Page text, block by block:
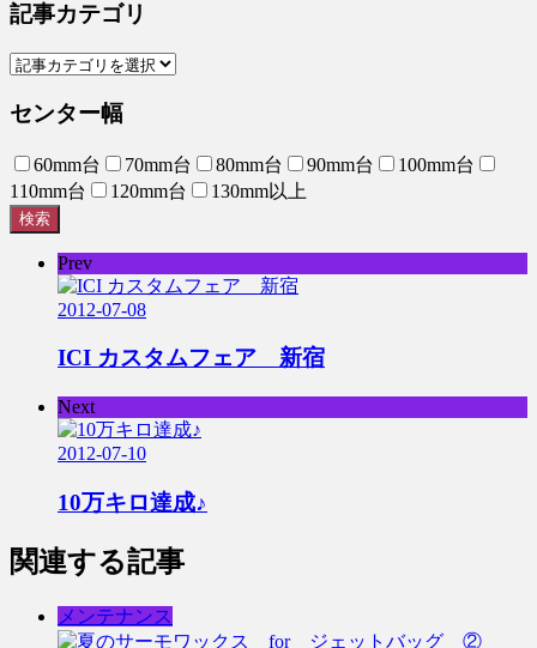
記事カテゴリ
センター幅
60mm台 70mm台 80mm台 90mm台
100mm台
110mm台
120mm台 130mm以上
検索
Prev
2012-07-08
ICI カスタムフェア 新宿
Next
2012-07-10
10万キロ達成♪
関連する記事
メンテナンス